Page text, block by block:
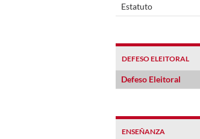
Estatuto
DEFESO ELEITORAL
Defeso Eleitoral
ENSEÑANZA